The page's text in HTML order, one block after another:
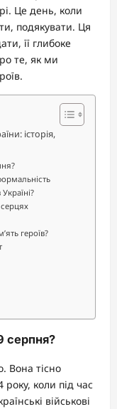
Це день, коли
подякувати. Ця
її глибоке
те, як ми
історія,
серцях
героїв?
серпня?
Вона тісно
року, коли під час
військові